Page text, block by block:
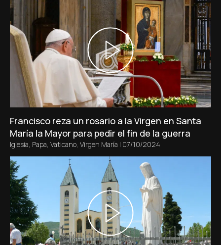
Francisco reza un rosario a la Virgen en Santa
María la Mayor para pedir el fin de la guerra
Iglesia, Papa, Vaticano, Virgen María | 07/10/2024